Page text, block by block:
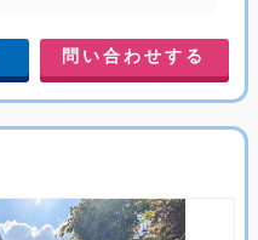
問い合わせする